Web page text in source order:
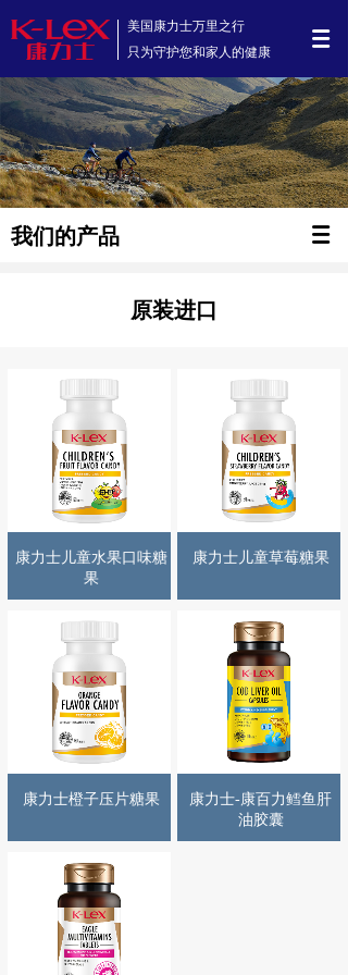
美国康力士万里之行
只为守护您和家人的健康
我们的产品
原装进口
康力士儿童水果口味糖
果
康力士儿童草莓糖果
康力士橙子压片糖果
康力士-康百力鳕鱼肝
油胶囊